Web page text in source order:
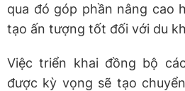
qua đó góp phần nâng cao
tạo ấn tượng tốt đối với du
Việc triển khai đồng bộ
được kỳ vọng sẽ tạo